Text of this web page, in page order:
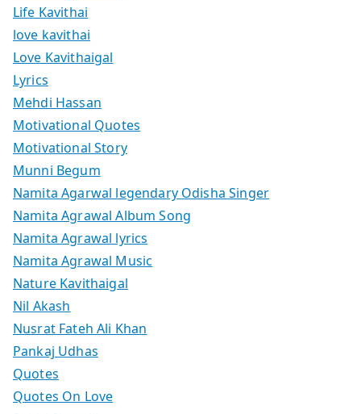
Life Kavithai
love kavithai
Love Kavithaigal
Lyrics
Mehdi Hassan
Motivational Quotes
Motivational Story
Munni Begum
Namita Agarwal legendary Odisha Singer
Namita Agrawal Album Song
Namita Agrawal lyrics
Namita Agrawal Music
Nature Kavithaigal
Nil Akash
Nusrat Fateh Ali Khan
Pankaj Udhas
Quotes
Quotes On Love